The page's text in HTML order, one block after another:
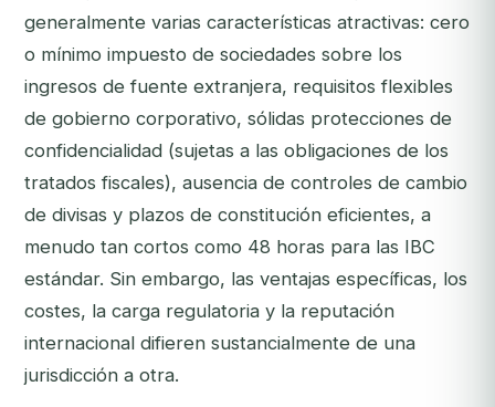
generalmente varias características atractivas: cero
o mínimo impuesto de sociedades sobre los
ingresos de fuente extranjera, requisitos flexibles
de gobierno corporativo, sólidas protecciones de
confidencialidad (sujetas a las obligaciones de los
tratados fiscales), ausencia de controles de cambio
de divisas y plazos de constitución eficientes, a
menudo tan cortos como 48 horas para las IBC
estándar. Sin embargo, las ventajas específicas, los
costes, la carga regulatoria y la reputación
internacional difieren sustancialmente de una
jurisdicción a otra.